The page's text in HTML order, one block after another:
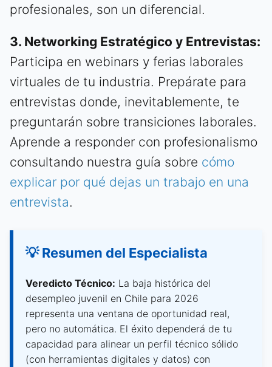
profesionales, son un diferencial.
3. Networking Estratégico y Entrevistas:
Participa en webinars y ferias laborales
virtuales de tu industria. Prepárate para
entrevistas donde, inevitablemente, te
preguntarán sobre transiciones laborales.
Aprende a responder con profesionalismo
consultando nuestra guía sobre cómo
explicar por qué dejas un trabajo en una
entrevista.
💡 Resumen del Especialista
Veredicto Técnico: La baja histórica del
desempleo juvenil en Chile para 2026
representa una ventana de oportunidad real,
pero no automática. El éxito dependerá de tu
capacidad para alinear un perfil técnico sólido
(con herramientas digitales y datos) con